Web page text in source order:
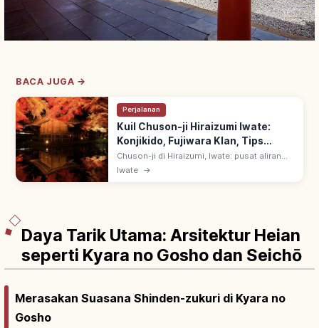
BACA JUGA →
Perjalanan
Kuil Chuson-ji Hiraizumi Iwate:
Konjikido, Fujiwara Klan, Tips
Berkunjung
Chuson-ji di Hiraizumi, Iwate: pusat aliran
Tendai Tohoku, didirikan 850 oleh Jikaku
Iwate →
Daya Tarik Utama: Arsitektur Heian
seperti Kyara no Gosho dan Seichō
Merasakan Suasana Shinden-zukuri di Kyara no
Gosho